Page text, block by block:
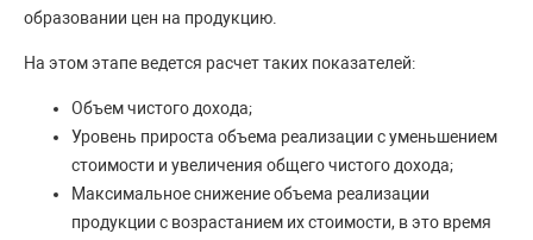
образовании цен на продукцию.
На этом этапе ведется расчет таких показателей:
Объем чистого дохода;
Уровень прироста объема реализации с уменьшением
стоимости и увеличения общего чистого дохода;
Максимальное снижение объема реализации
продукции с возрастанием их стоимости, в это время